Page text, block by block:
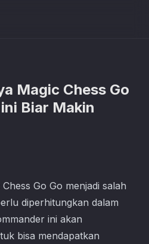
Magic Chess Go
Biar Makin
Chess Go Go menjadi salah
diperhitungkan dalam
ini akan
bisa mendapatkan